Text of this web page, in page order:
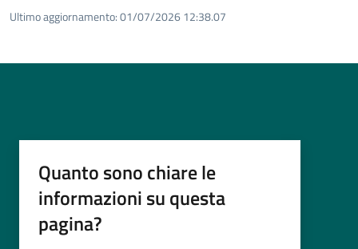
Ultimo aggiornamento:01/07/2026 12:38.07
Quanto sono chiare le
informazioni su questa
pagina?